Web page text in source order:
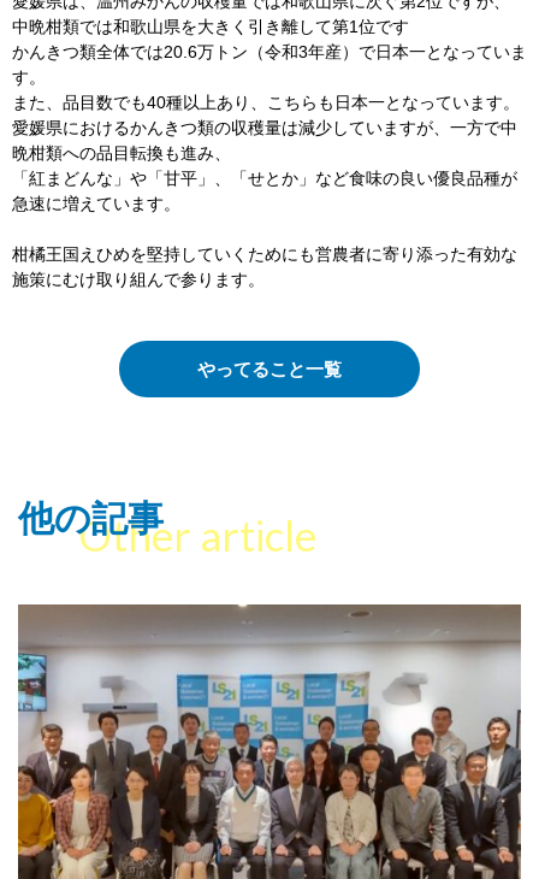
中晩柑類では和歌山県を大きく引き離して第1位です
かんきつ類全体では20.6万トン（令和3年産）で日本一となっていま
す。
また、品目数でも40種以上あり、こちらも日本一となっています。
愛媛県におけるかんきつ類の収穫量は減少していますが、一方で中
晩柑類への品目転換も進み、
「紅まどんな」や「甘平」、「せとか」など食味の良い優良品種が
急速に増えています。
柑橘王国えひめを堅持していくためにも営農者に寄り添った有効な
施策にむけ取り組んで参ります。
やってること一覧
他の記事
Other article